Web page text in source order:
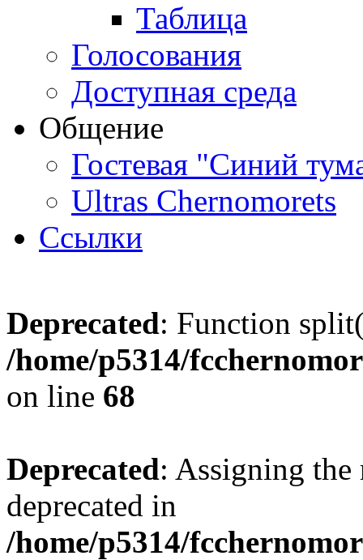
Таблица
Голосования
Доступная среда
Общение
Гостевая "Синий
Ultras Chernomorets
Ссылки
Deprecated: Function
/home/p5314/
on line 68
Deprecated: Assigning the
deprecated in
/home/p5314/